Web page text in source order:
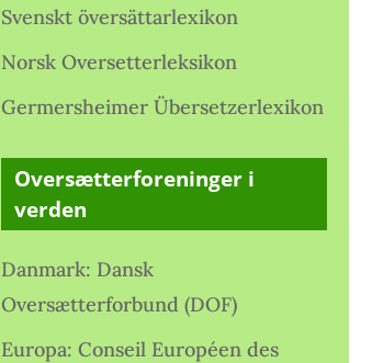
Svenskt översättarlexikon
Norsk Oversetterleksikon
Germersheimer Übersetzerlexikon
Oversætterforeninger i
verden
Danmark: Dansk
Oversætterforbund (DOF)
Europa: Conseil Européen des